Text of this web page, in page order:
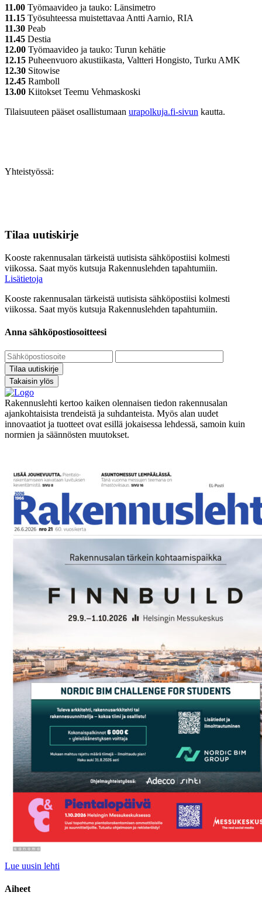
11.00 Työmaavideo ja tauko: Länsimetro
11.15 Työsuhteessa muistettavaa Antti Aarnio, RIA
11.30 Peab
11.45 Destia
12.00 Työmaavideo ja tauko: Turun kehätie
12.15 Puheenvuoro akustiikasta, Valtteri Hongisto, Turku AMK
12.30 Sitowise
12.45 Ramboll
13.00 Kiitokset Teemu Vehmaskoski
Tilaisuuteen pääset osallistumaan urapolkuja.fi-sivun kautta.
Yhteistyössä:
Tilaa uutiskirje
Kooste rakennusalan tärkeistä uutisista sähköpostiisi kolmesti
viikossa. Saat myös kutsuja Rakennuslehden tapahtumiin.
Lisätietoja
Kooste rakennusalan tärkeistä uutisista sähköpostiisi kolmesti
viikossa. Saat myös kutsuja Rakennuslehden tapahtumiin.
Anna sähköpostiosoitteesi
Tilaa uutiskirje
Takaisin ylös
Rakennuslehti kertoo kaiken olennaisen tiedon rakennusalan
ajankohtaisista trendeistä ja suhdanteista. Myös alan uudet
innovaatiot ja tuotteet ovat esillä jokaisessa lehdessä, samoin kuin
normien ja säännösten muutokset.
Lue uusin lehti
Aiheet